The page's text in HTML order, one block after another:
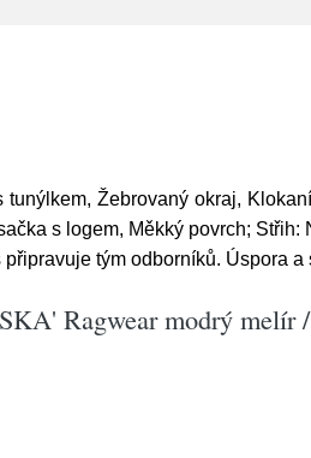
Žebrovaný okraj,
s logem, Měkký povrch;
tým odborníků. Úspora
Ragwear modrý melír